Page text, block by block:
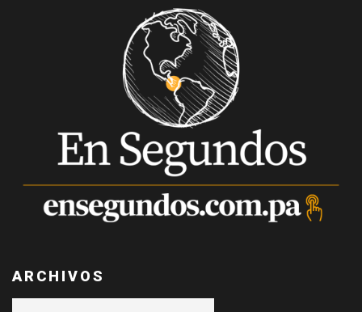
ARCHIVOS